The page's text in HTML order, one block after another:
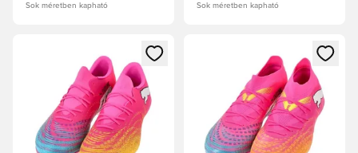
Sok méretben kapható Sok méretben kapható
Megnyit egy modált a bejelentkezéshez vagy a tagként
Megnyit egy modált a